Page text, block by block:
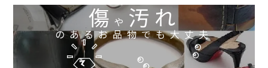
傷や 汚れ
のあるお品物でも大丈夫